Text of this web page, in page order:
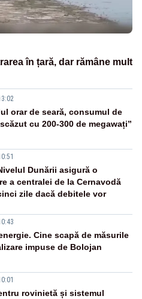
în țară, dar rămâne mult
orar de seară, consumul de
cu 200-300 de megawați”
Dunării asigură o
a centralei de la Cernavodă
zile dacă debitele vor
Cine scapă de măsurile
impuse de Bolojan
rovinietă și sistemul